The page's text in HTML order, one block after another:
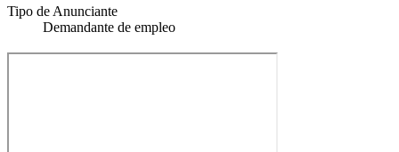
Tipo de Anunciante
Demandante de empleo